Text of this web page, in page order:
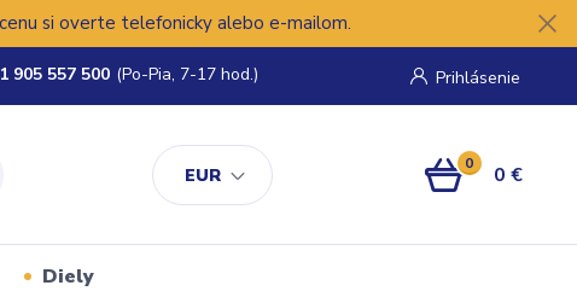
si overte telefonicky alebo e-mailom.
EUR
Prihlásenie
905 557 500 (Po-Pia, 7-17 hod.)
0 0 €
Diely